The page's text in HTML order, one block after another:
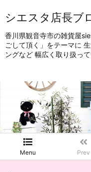
シエスタ店長ブ
香川県観音寺市の雑貨屋
ごして頂く」をテーマに
ングなど 幅広く取り扱っ
Menu Prev